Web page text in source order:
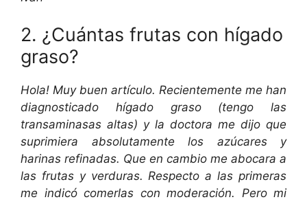
2. ¿Cuántas frutas con hígado
graso?
Hola! Muy buen artículo. Recientemente me han
diagnosticado hígado graso (tengo las
transaminasas altas) y la doctora me dijo que
suprimiera absolutamente los azúcares y
harinas refinadas. Que en cambio me abocara a
las frutas y verduras. Respecto a las primeras
me indicó comerlas con moderación. Pero mi